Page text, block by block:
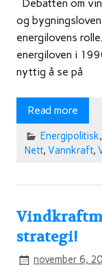
Debatten om
og
energilovens
energiloven i
nyttig å se på
Read more
Energipolitisk,
Nett, Vannkraft,
strategi!
november 6,